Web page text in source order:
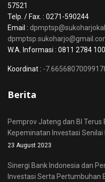
57521
Telp. / Fax. : 0271-590244
Email :
W.A. Informasi : 0811 2784 100
Koordinat : -
Berita
Pemprov Jateng dan BI Terus
Kepeminatan Investasi Senilai
23 August 2023
Sinergi Bank Indonesia dan
Investasi Serta Pertumbuhan